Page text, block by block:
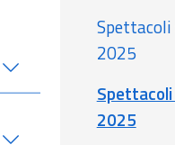
Spettacoli
2025
2025